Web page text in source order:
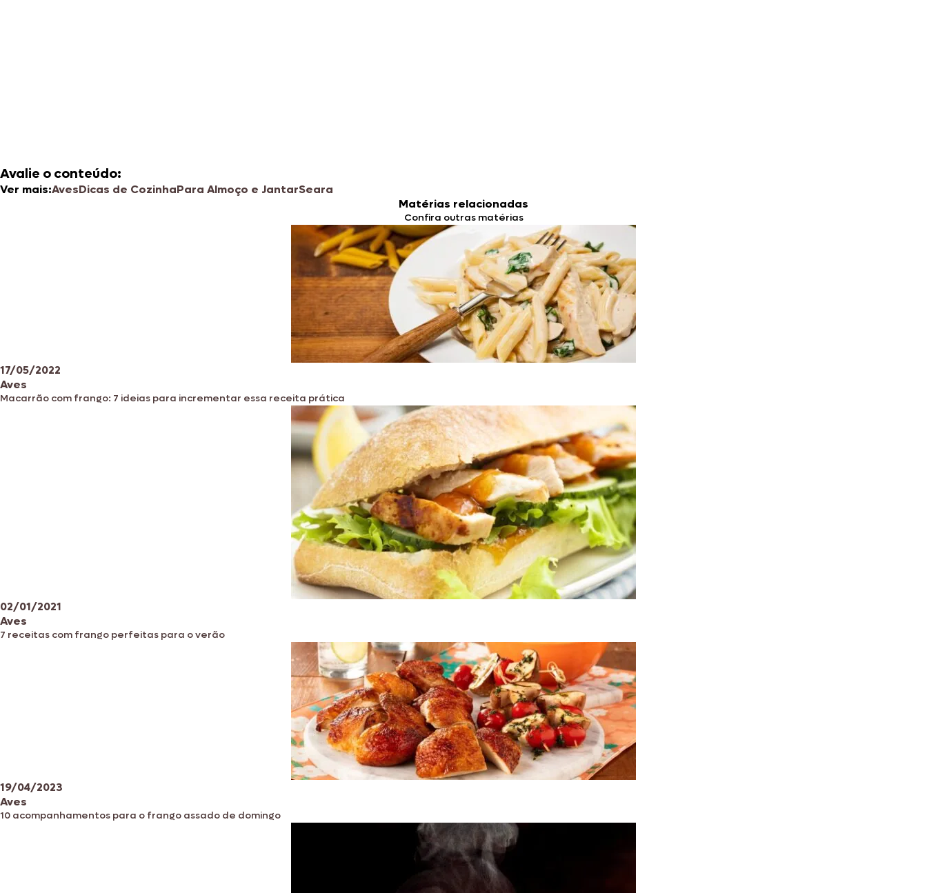
Avalie o conteúdo:
Ver mais:AvesDicas de CozinhaPara Almoço e JantarSeara
Matérias relacionadas
Confira outras matérias
17/05/2022
Aves
Macarrão com frango: 7 ideias para incrementar essa receita prática
02/01/2021
Aves
7 receitas com frango perfeitas para o verão
19/04/2023
Aves
10 acompanhamentos para o frango assado de domingo